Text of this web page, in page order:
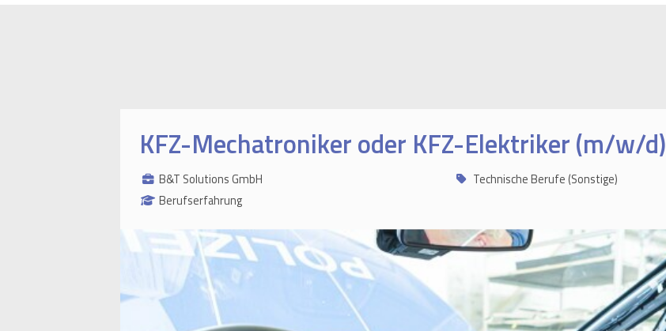
KFZ-Mechatroniker oder KFZ-Elektriker (m/w/d)
B&T Solutions GmbH
Berufserfahrung
Technische Berufe (Sonstige)